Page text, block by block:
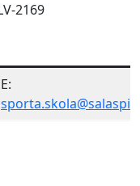
2169
E: